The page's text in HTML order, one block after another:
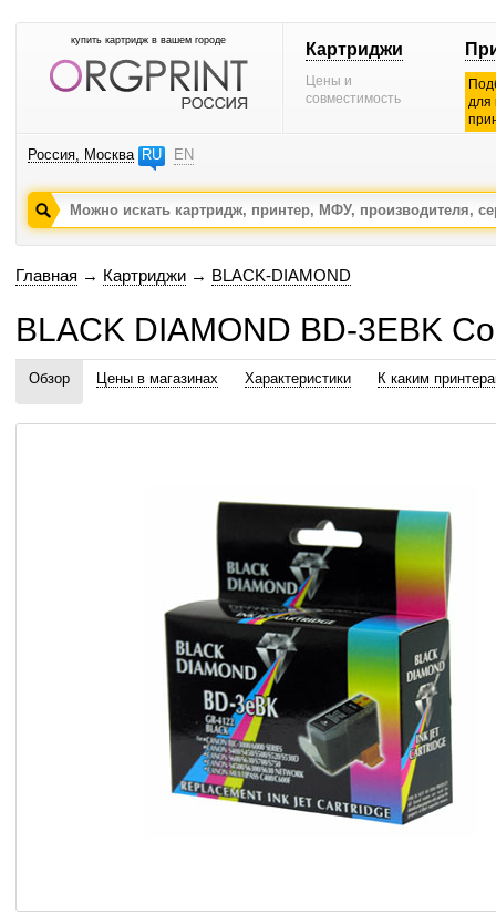
купить картридж в вашем городе Картриджи
Цены и
совместимость
для
Россия, Москва RU EN
Главная → Картриджи → BLACK-DIAMOND
BLACK DIAMOND BD-3EBK
Обзор Цены в магазинах Характеристики К каким